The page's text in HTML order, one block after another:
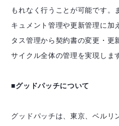
もれなく行うことが可能です。
キュメント管理や更新管理に加
タス管理から契約書の変更・更
サイクル全体の管理を実現しま
■グッドパッチについて
グッドパッチは、東京、ベルリ